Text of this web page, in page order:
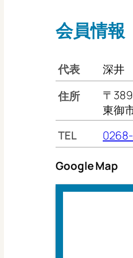
会員情報
代表
深井
住所
〒
東御
TEL
Google Map